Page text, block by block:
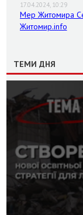
17.04.2024, 10:29
Мер Житомира
Житомир.info
ТЕМИ ДНЯ